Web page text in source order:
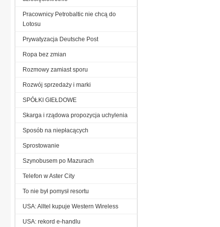
Pracownicy Petrobaltic nie chcą do
Lotosu
Prywatyzacja Deutsche Post
Ropa bez zmian
Rozmowy zamiast sporu
Rozwój sprzedaży i marki
SPÓŁKI GIEŁDOWE
Skarga i rządowa propozycja uchylenia
Sposób na niepłacących
Sprostowanie
Szynobusem po Mazurach
Telefon w Aster City
To nie był pomysł resortu
USA: Alltel kupuje Western Wireless
USA: rekord e-handlu